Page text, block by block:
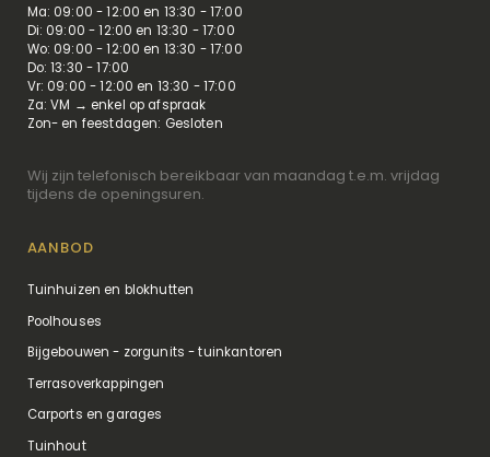
Ma: 09:00 - 12:00 en 13:30 - 17:00
Di: 09:00 - 12:00 en 13:30 - 17:00
Wo: 09:00 - 12:00 en 13:30 - 17:00
Do: 13:30 - 17:00
Vr: 09:00 - 12:00 en 13:30 - 17:00
Za: VM → enkel op afspraak
Zon- en feestdagen: Gesloten
Wij zijn telefonisch bereikbaar van maandag t.e.m. vrijdag
tijdens de openingsuren.
AANBOD
Tuinhuizen en blokhutten
Poolhouses
Bijgebouwen - zorgunits - tuinkantoren
Terrasoverkappingen
Carports en garages
Tuinhout